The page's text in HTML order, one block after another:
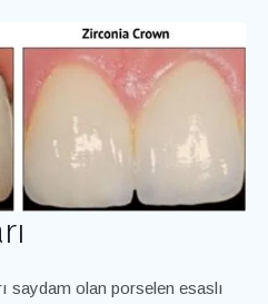
saydam olan porselen esaslı